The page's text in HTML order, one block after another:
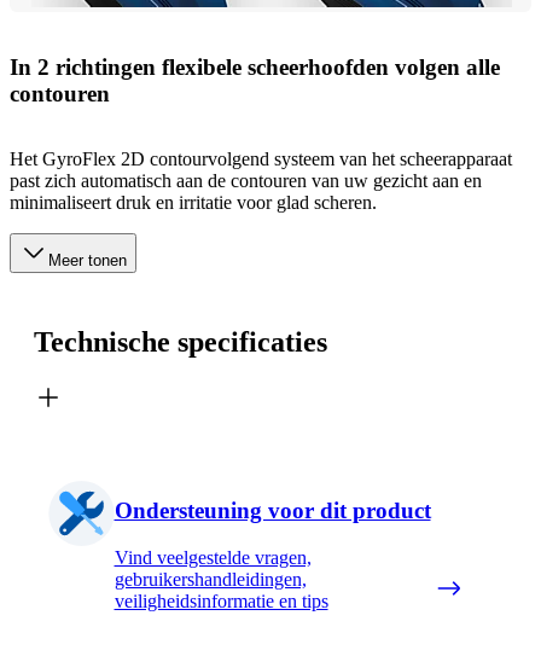
In 2 richtingen flexibele scheerhoofden volgen alle
contouren
Het GyroFlex 2D contourvolgend systeem van het scheerapparaat
past zich automatisch aan de contouren van uw gezicht aan en
minimaliseert druk en irritatie voor glad scheren.
Meer tonen
Technische specificaties
Ondersteuning voor dit product
Vind veelgestelde vragen,
gebruikershandleidingen,
veiligheidsinformatie en tips